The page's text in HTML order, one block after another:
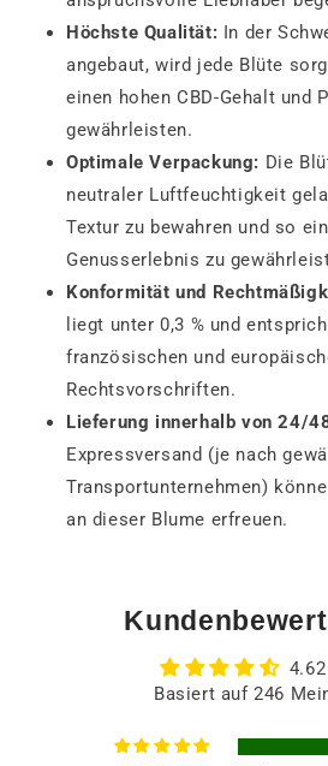
Höchste Qualität: In der
angebaut, wird jede Blüte
einen hohen CBD-Gehalt und
gewährleisten.
Optimale Verpackung: Die
neutraler Luftfeuchtigkeit
Textur zu bewahren und so
Genusserlebnis zu
Konformität und
liegt unter 0,3 % und
französischen und
Rechtsvorschriften.
Lieferung innerhalb von 24/
Expressversand (je nach
Transportunternehmen)
an dieser Blume erfreuen.
Basiert auf 246